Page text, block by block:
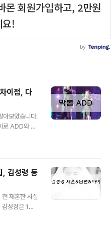
아보았습니다.
로 ADD와 A
는
하는 것처럼
deficit dis
가만히 있는
집중하는 시
울이지 않는
, 김성령 동
재혼한 사실
성경은 1년